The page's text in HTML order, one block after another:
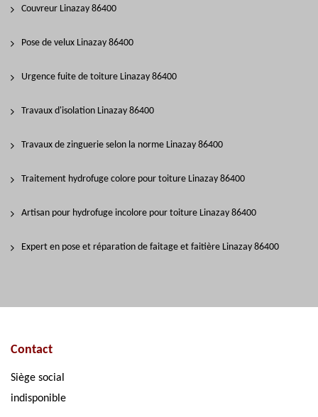
Couvreur Linazay 86400
Pose de velux Linazay 86400
Urgence fuite de toiture Linazay 86400
Travaux d'isolation Linazay 86400
Travaux de zinguerie selon la norme Linazay 86400
Traitement hydrofuge colore pour toiture Linazay 86400
Artisan pour hydrofuge incolore pour toiture Linazay 86400
Expert en pose et réparation de faitage et faitière Linazay 86400
Contact
Siège social
indisponible